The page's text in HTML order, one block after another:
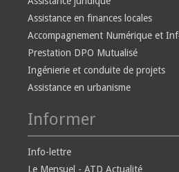
Assistance en finances locales
Accompagnement Numérique et
Prestation DPO Mutualisé
Ingénierie et conduite de projets
Assistance en urbanisme
Informer
Info-lettre
Le Mensuel - ATD Actualité